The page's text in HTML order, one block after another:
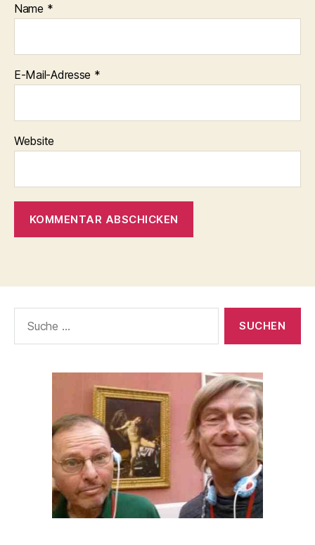
Name *
E-Mail-Adresse *
Website
nach: